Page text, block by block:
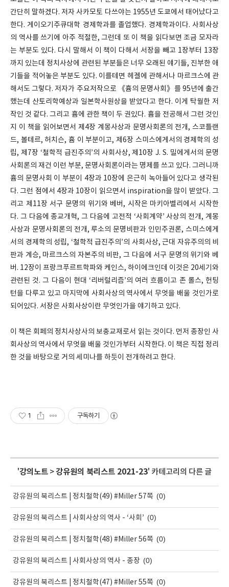
간단히 말하겠다. 저자 사카모토 다쓰야는 1955년 도쿄에서 태어났다고
한다. 게이오기주큐대학 경제학과를 졸업했다. 경제학과이다. 사회사상
의 역사를 쓰기에 아주 적절한, 그런데 또 이 책을 읽다보면 조금 모자라
는 부분도 있다. 다시 말해서 이 책이 다해서 서장을 빼고 1장부터 13장
까지 있는데 정치사상에 관련된 부분들은 너무 오래된 얘기들, 진부한 애
기들을 적어놓은 부분도 있다. 이를테면 헤겔에 관해서나 마르크스에 관
해서도 그렇다. 저자가 주요저작으로 《흄의 문명사회》를 95년에 출간
했는데 산토리학예상과 일본학사원상을 받았다고 한다. 이게 탁월한 저
작인 것 같다. 그리고 흄에 관한 책이 두 권있다. 흄을 전공해서 그런 것인
지 이 책을 읽어보면서 제4장 계몽사상과 문명사회론의 전개, 스코틀랜
드, 볼테르, 허치슨, 흄 이 부분이고, 제6장 스미스에게서의 경제학의 성
립, 제7장 ‘철학적 급진주의’의 사회사상, 제10장 J. S. 밀에게서의 문명
사회론의 재건 이런 부분, 문명사회론이라는 명제를 쓰고 있다. 그러니까
흄의 문명사회 이 부분이 4장과 10장에 은근히 녹아들어 있다고 생각된
다. 그런 점에서 4장과 10장이 읽으면서 inspiration을 많이 받았다. 그
리고 제11장 서구 문명의 위기와 베버, 시작은 마키아벨리에서 시작한
다. 그 다음에 종교개혁, 그 다음에 고전적 ‘사회계약’ 사상의 전개, 계몽
사상과 문명사회론의 전개, 루소의 문명비판과 인민주권론, 스미스에게
서의 경제학의 성립, ‘철학적 급진주의’의 사회사상, 근대 자유주의의 비
판과 계승, 마르크스의 자본주의 비판, 그 다음에 서구 문명의 위기와 베
버. 12장이 프랑크푸르트학파와 케인스, 하이에크인데 이것은 20세기와
관련된 것. 그 다음이 현대 ‘리버럴리즘’의 여러 흐름이고 존 롤스, 헌팅
턴을 다루고 있고 마지막에 사회사상의 역사에서 무엇을 배울 것인가로
되어있다. 서장은 사회사상이란 무엇인가을 얘기하고 있다.
이 책은 회페의 정치사상사의 보충교재로서 읽는 것이다. 먼저 종장인 사
회사상의 역사에서 무엇을 배울 것인가부터 시작한다. 이 책은 직접 정리
한 것을 바탕으로 거의 세미나를 하듯이 전개하려고 한다.
1 구독하기
'강의노트 >강유원의 북리스트 2021-23' 카테고리의 다른 글
강유원의 북리스트 | 정치철학(49) #Miller 57쪽 (0)
강유원의 북리스트 | 사회사상의 역사 - ‘사회’ (0)
강유원의 북리스트 | 정치철학(48) #Miller 56쪽 (0)
강유원의 북리스트 | 사회사상의 역사 - 종장 (0)
강유원의 북리스트 | 정치철학(47) #Miller 55쪽 (0)